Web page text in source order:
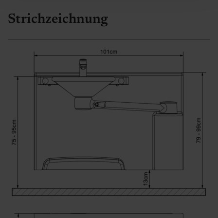
Strichzeichnung